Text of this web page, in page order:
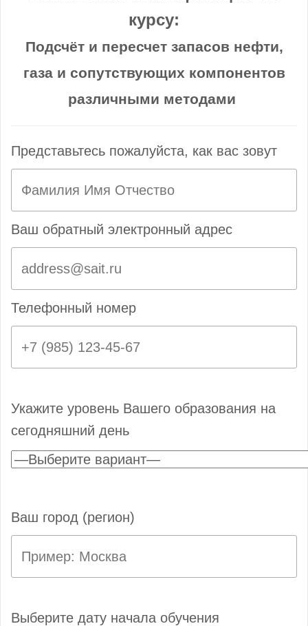
курсу:
Подсчёт и пересчет запасов нефти,
газа и сопутствующих компонентов
различными методами
Представьтесь пожалуйста, как вас зовут
Ваш обратный электронный адрес
Телефонный номер
Укажите уровень Вашего образования на
сегодняшний день
Ваш город (регион)
Выберите дату начала обучения